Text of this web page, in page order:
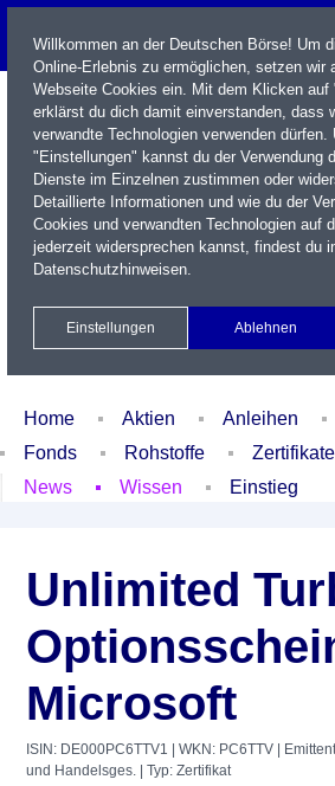
Name / WKN / ISIN / Kürzel
Xetra Realtime
Watchlist Portfolio
Home Aktien Anleihen
Fonds
Rohstoffe Zertifikate
News
Wissen Einstieg
Unlimited
Microsoft
ISIN: DE000PC6TTV1 | WKN: PC6TTV |
und Handelsges. | Typ: Zertifikat
Willkommen an der Deutschen Börse! Um
Online-Erlebnis zu ermöglichen, setzen wir
Webseite Cookies ein. Mit dem Klicken auf
erklärst du dich damit einverstanden, dass
verwandte Technologien verwenden dürfen.
"Einstellungen" kannst du der Verwendung
Dienste im Einzelnen zustimmen oder
Detaillierte Informationen und wie du der
Cookies und verwandten Technologien auf
jederzeit widersprechen kannst, findest du
Datenschutzhinweisen.
Einstellungen Ablehnen